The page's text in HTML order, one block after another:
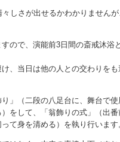
しさが出せるかわかりません
ので、演能前3日間の斎戒沐浴
、当日は他の人との交わりを
」（二段の八足台に、舞台で
をして、「翁飾りの式」（出
て身を清める）を執り行います